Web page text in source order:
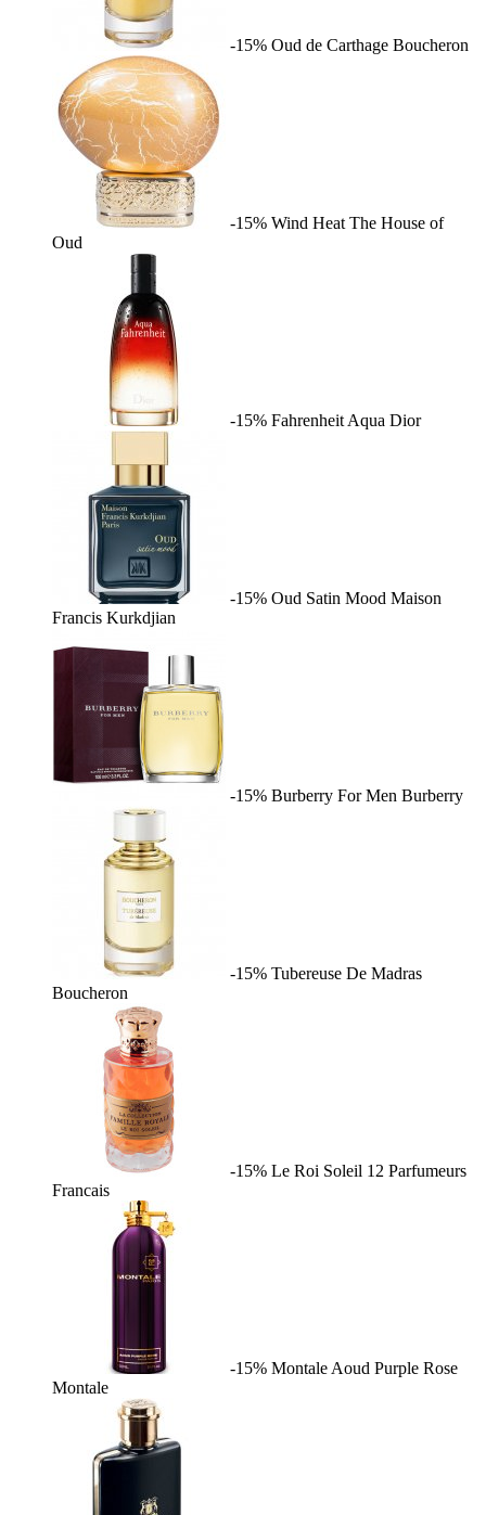
-15% Oud de Carthage Boucheron
-15% Wind Heat The House of
Oud
-15% Fahrenheit Aqua Dior
-15% Oud Satin Mood Maison
Francis Kurkdjian
-15% Burberry For Men Burberry
-15% Tubereuse De Madras
Boucheron
-15% Le Roi Soleil 12 Parfumeurs
Francais
-15% Montale Aoud Purple Rose
Montale